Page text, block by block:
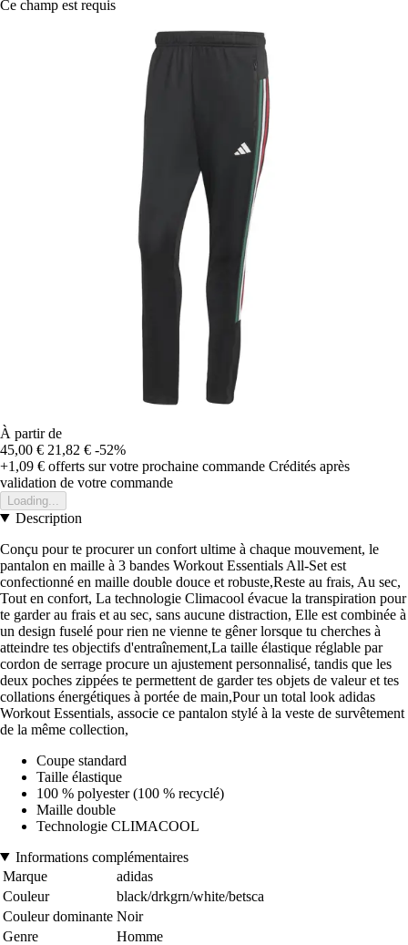
Ce champ est requis
À partir de
45,00 € 21,82 € -52%
+1,09 € offerts sur votre prochaine commande Crédités après
validation de votre commande
Loading...
Description
Conçu pour te procurer un confort ultime à chaque mouvement, le
pantalon en maille à 3 bandes Workout Essentials All-Set est
confectionné en maille double douce et robuste,Reste au frais, Au sec,
Tout en confort, La technologie Climacool évacue la transpiration pour
te garder au frais et au sec, sans aucune distraction, Elle est combinée à
un design fuselé pour rien ne vienne te gêner lorsque tu cherches à
atteindre tes objectifs d'entraînement,La taille élastique réglable par
cordon de serrage procure un ajustement personnalisé, tandis que les
deux poches zippées te permettent de garder tes objets de valeur et tes
collations énergétiques à portée de main,Pour un total look adidas
Workout Essentials, associe ce pantalon stylé à la veste de survêtement
de la même collection,
Coupe standard
Taille élastique
100 % polyester (100 % recyclé)
Maille double
Technologie CLIMACOOL
Informations complémentaires
Marque
adidas
Couleur
black/drkgrn/white/betsca
Couleur dominante Noir
Genre
Homme